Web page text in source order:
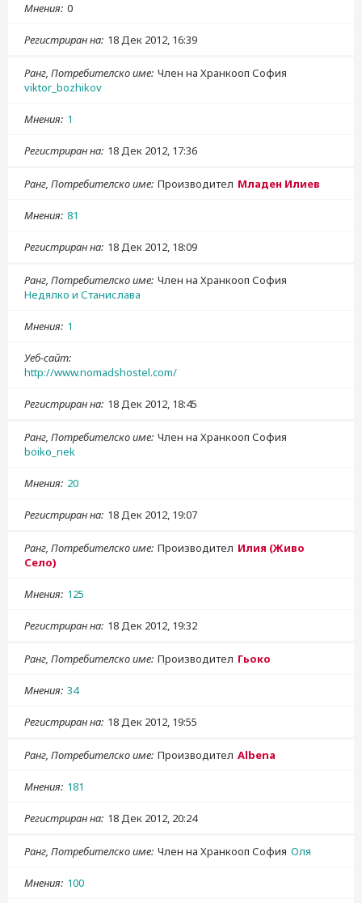
Мнения 0
Регистриран на 18 Дек 2012, 16:39
Ранг, Потребителско име Член на Хранкооп София
viktor_bozhikov
Мнения 1
Регистриран на 18 Дек 2012, 17:36
Ранг, Потребителско име Производител Младен Илиев
Мнения 81
Регистриран на 18 Дек 2012, 18:09
Ранг, Потребителско име Член на Хранкооп София
Недялко и Станислава
Мнения 1
Уеб-сайт
http://www.nomadshostel.com/
Регистриран на 18 Дек 2012, 18:45
Ранг, Потребителско име Член на Хранкооп София
boiko_nek
Мнения 20
Регистриран на 18 Дек 2012, 19:07
Ранг, Потребителско име Производител Илия (Живо
Село)
Мнения 125
Регистриран на 18 Дек 2012, 19:32
Ранг, Потребителско име Производител Гьоко
Мнения 34
Регистриран на 18 Дек 2012, 19:55
Ранг, Потребителско име Производител Albena
Мнения 181
Регистриран на 18 Дек 2012, 20:24
Ранг, Потребителско име Член на Хранкооп София Оля
Мнения 100